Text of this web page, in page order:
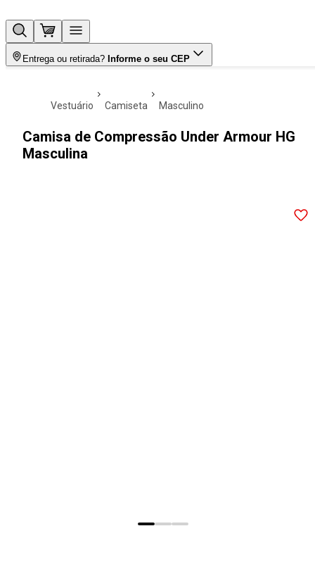
Entrega ou retirada? Informe o seu CEP
vestuário camiseta masculino
Camisa de Compressão Under Armour HG
Masculina